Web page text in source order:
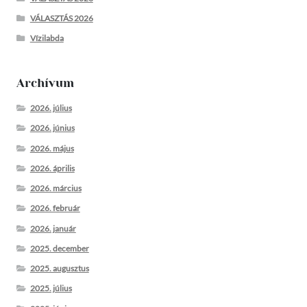
VÁLASZTÁS 2026
Vízilabda
Archívum
2026. július
2026. június
2026. május
2026. április
2026. március
2026. február
2026. január
2025. december
2025. augusztus
2025. július